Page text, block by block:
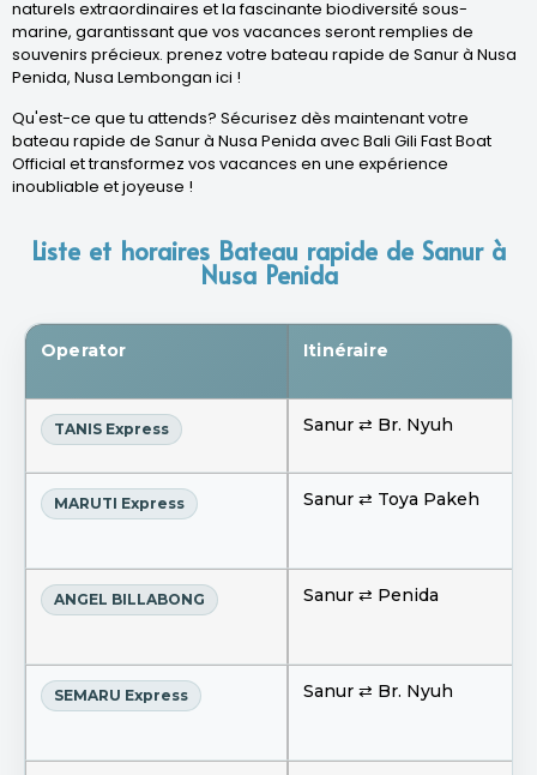
naturels extraordinaires et la fascinante biodiversité sous-
marine, garantissant que vos vacances seront remplies de
souvenirs précieux. prenez votre bateau rapide de Sanur à Nusa
Penida, Nusa Lembongan ici !
Qu'est-ce que tu attends? Sécurisez dès maintenant votre
bateau rapide de Sanur à Nusa Penida avec Bali Gili Fast Boat
Official et transformez vos vacances en une expérience
inoubliable et joyeuse !
Liste et horaires Bateau rapide de Sanur à
Nusa Penida
Operator Itinéraire
TANIS Express Sanur ⇄ Br. Nyuh
MARUTI Express Sanur ⇄ Toya Pakeh
ANGEL BILLABONG Sanur ⇄ Penida
SEMARU Express Sanur ⇄ Br. Nyuh